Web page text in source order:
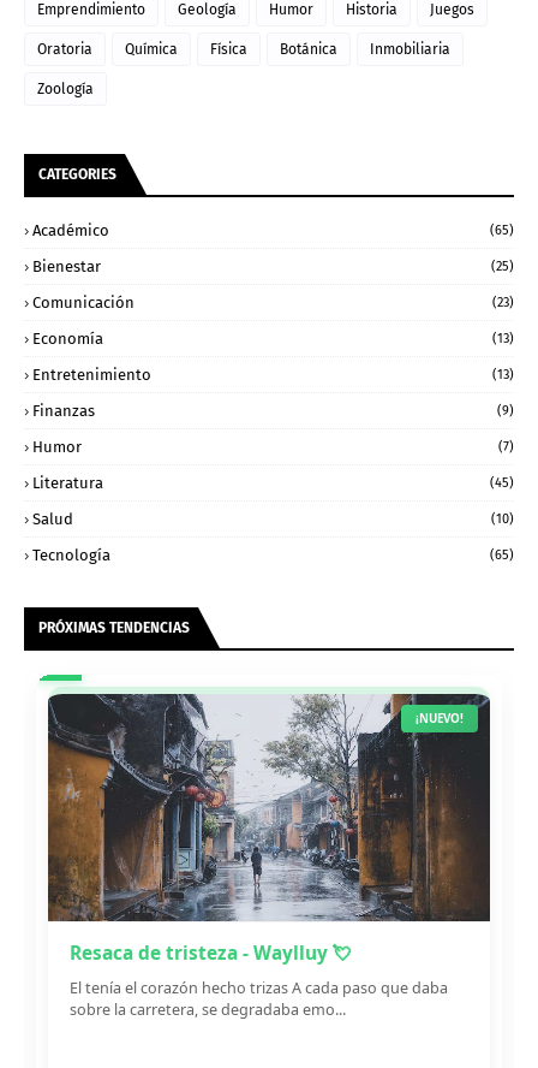
Emprendimiento Geología Humor Historia Juegos
Oratoria Química Física Botánica Inmobiliaria
Zoología
CATEGORIES
Académico (65)
Bienestar (25)
Comunicación (23)
Economía (13)
Entretenimiento (13)
Finanzas (9)
Humor (7)
Literatura (45)
Salud (10)
Tecnología (65)
PRÓXIMAS TENDENCIAS
¡NUEVO!
Resaca de tristeza - Waylluy 💘
El tenía el corazón hecho trizas A cada paso que daba
sobre la carretera, se degradaba emo...